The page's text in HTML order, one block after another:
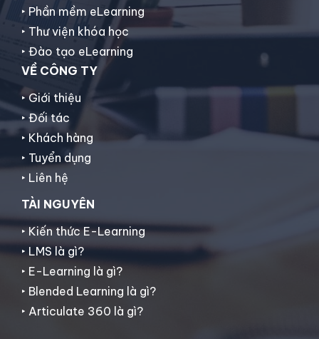
‣ Phần mềm eLearning
‣ Thư viện khóa học
‣ Đào tạo eLearning
VỀ CÔNG TY
‣ Giới thiệu
‣ Đối tác
‣ Khách hàng
‣ Tuyển dụng
‣ Liên hệ
TÀI NGUYÊN
‣ Kiến thức E-Learning
‣ LMS là gì?
‣ E-Learning là gì?
‣ Blended Learning là gì?
‣ Articulate 360 là gì?